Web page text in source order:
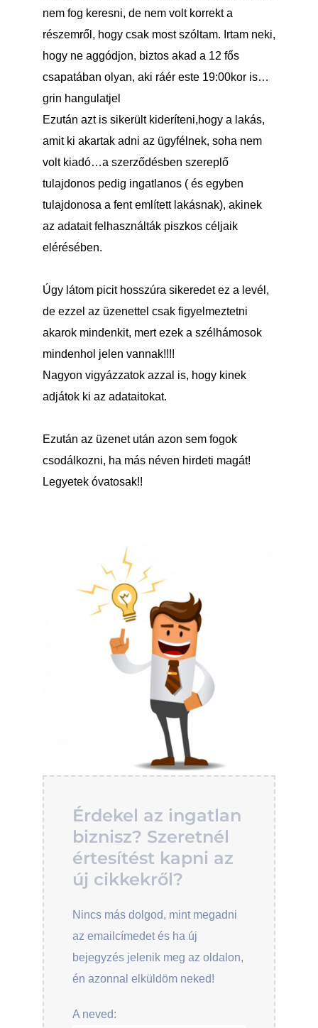
nem fog keresni, de nem volt korrekt a
részemről, hogy csak most szóltam. Irtam neki,
hogy ne aggódjon, biztos akad a 12 fős
csapatában olyan, aki ráér este 19:00kor is…
grin hangulatjel
Ezután azt is sikerült kideríteni,hogy a lakás,
amit ki akartak adni az ügyfélnek, soha nem
volt kiadó…a szerződésben szereplő
tulajdonos pedig ingatlanos ( és egyben
tulajdonosa a fent említett lakásnak), akinek
az adatait felhasználták piszkos céljaik
elérésében.
Úgy látom picit hosszúra sikeredet ez a levél,
de ezzel az üzenettel csak figyelmeztetni
akarok mindenkit, mert ezek a szélhámosok
mindenhol jelen vannak!!!!
Nagyon vigyázzatok azzal is, hogy kinek
adjátok ki az adataitokat.
Ezután az üzenet után azon sem fogok
csodálkozni, ha más néven hirdeti magát!
Legyetek óvatosak!!
Érdekel az ingatlan
biznisz? Szeretnél
értesítést kapni az
új cikkekről?
Nincs más dolgod, mint megadni
az emailcímedet és ha új
bejegyzés jelenik meg az oldalon,
én azonnal elküldöm neked!
A neved: